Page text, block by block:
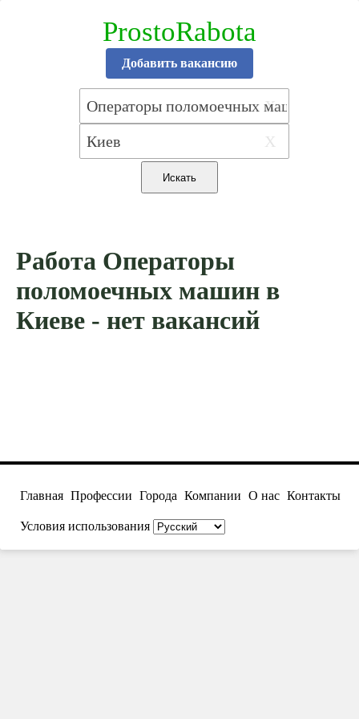
ProstoRabota
Добавить вакансию
X
X
Работа Операторы
поломоечных машин в
Киеве - нет вакансий
Главная Профессии Города Компании О нас Контакты
Условия использования